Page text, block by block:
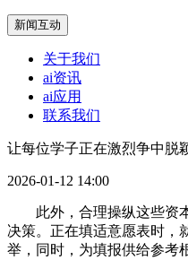
新闻互动
关于我们
ai资讯
ai应用
联系我们
让每位学子正在激烈争中脱
2026-01-12 14:00
此外，合理操纵这些资本
决策。正在填适意愿表时，
举，同时，为填报供给参考